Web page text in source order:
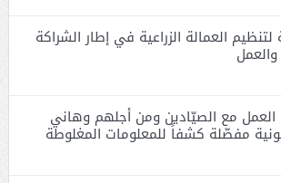
العمالة الزراعية في إطار الشراكة
والعمل
العمل مع الصيّادين ومن أجلهم وهاني
مفصّلة كشفاً للمعلومات المغلوطة